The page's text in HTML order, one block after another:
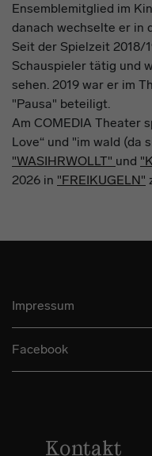
Ensemblemitglied im
danach wechselte er in
Seit der Spielzeit 2018/
Schauspieler tätig und
sehen. 2019 war er im
"Pausa" beteiligt.
Am COMEDIA Theater
Love“ und "im wald (da
"WASIHRWOLLT" und
2026 in "FREIKUGELN"
Impressum
Facebook
Kontakt